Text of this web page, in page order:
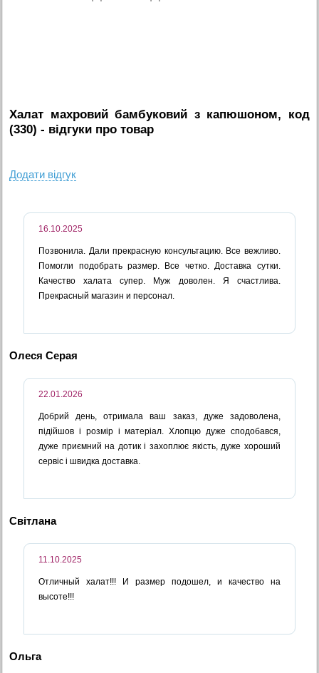
Халат махровий бамбуковий з капюшоном, код
(330) - вiдгуки про товар
Додати вiдгук
16.10.2025
Позвонила. Дали прекрасную консультацию. Все вежливо.
Помогли подобрать размер. Все четко. Доставка сутки.
Качество халата супер. Муж доволен. Я счастлива.
Прекрасный магазин и персонал.
Олеся Серая
22.01.2026
Добрий день, отримала ваш заказ, дуже задоволена,
підійшов і розмір і матеріал. Хлопцю дуже сподобався,
дуже приємний на дотик і захоплює якість, дуже хороший
сервіс і швидка доставка.
Світлана
11.10.2025
Отличный халат!!! И размер подошел, и качество на
высоте!!!
Ольга